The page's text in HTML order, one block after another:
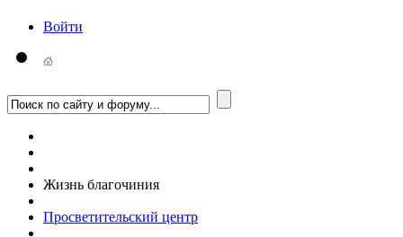
Войти
Жизнь благочиния
Просветительский центр